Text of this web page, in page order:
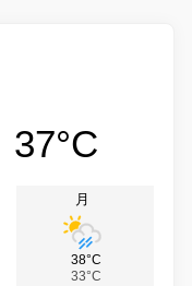
37°C
月
38°C
33°C